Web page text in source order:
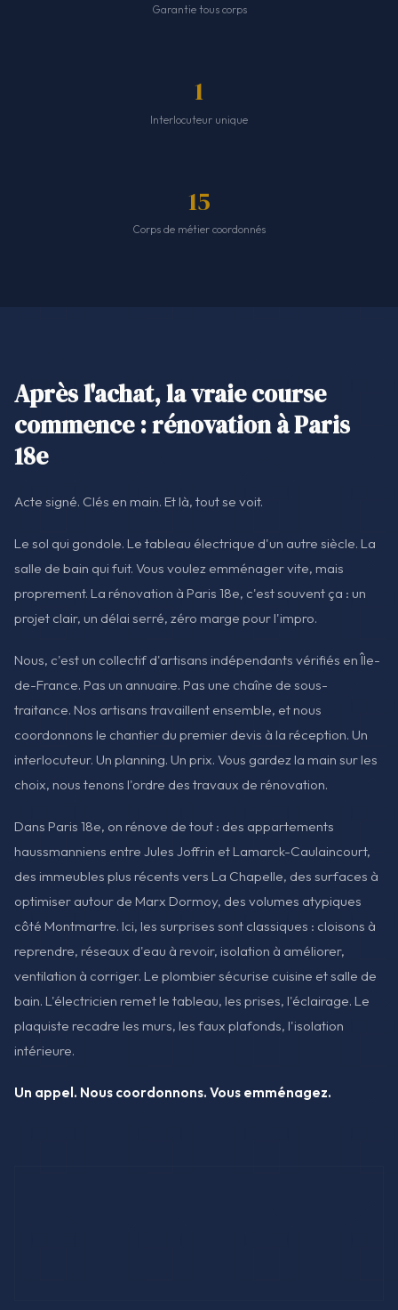
Garantie tous corps
1
Interlocuteur unique
15
Corps de métier coordonnés
Après l'achat, la vraie course
commence : rénovation à Paris
18e
Acte signé. Clés en main. Et là, tout se voit.
Le sol qui gondole. Le tableau électrique d'un autre siècle. La
salle de bain qui fuit. Vous voulez emménager vite, mais
proprement. La rénovation à Paris 18e, c'est souvent ça : un
projet clair, un délai serré, zéro marge pour l'impro.
Nous, c'est un collectif d'artisans indépendants vérifiés en Île-
de-France. Pas un annuaire. Pas une chaîne de sous-
traitance. Nos artisans travaillent ensemble, et nous
coordonnons le chantier du premier devis à la réception. Un
interlocuteur. Un planning. Un prix. Vous gardez la main sur les
choix, nous tenons l'ordre des travaux de rénovation.
Dans Paris 18e, on rénove de tout : des appartements
haussmanniens entre Jules Joffrin et Lamarck-Caulaincourt,
des immeubles plus récents vers La Chapelle, des surfaces à
optimiser autour de Marx Dormoy, des volumes atypiques
côté Montmartre. Ici, les surprises sont classiques : cloisons à
reprendre, réseaux d'eau à revoir, isolation à améliorer,
ventilation à corriger. Le plombier sécurise cuisine et salle de
bain. L'électricien remet le tableau, les prises, l'éclairage. Le
plaquiste recadre les murs, les faux plafonds, l'isolation
intérieure.
Un appel. Nous coordonnons. Vous emménagez.